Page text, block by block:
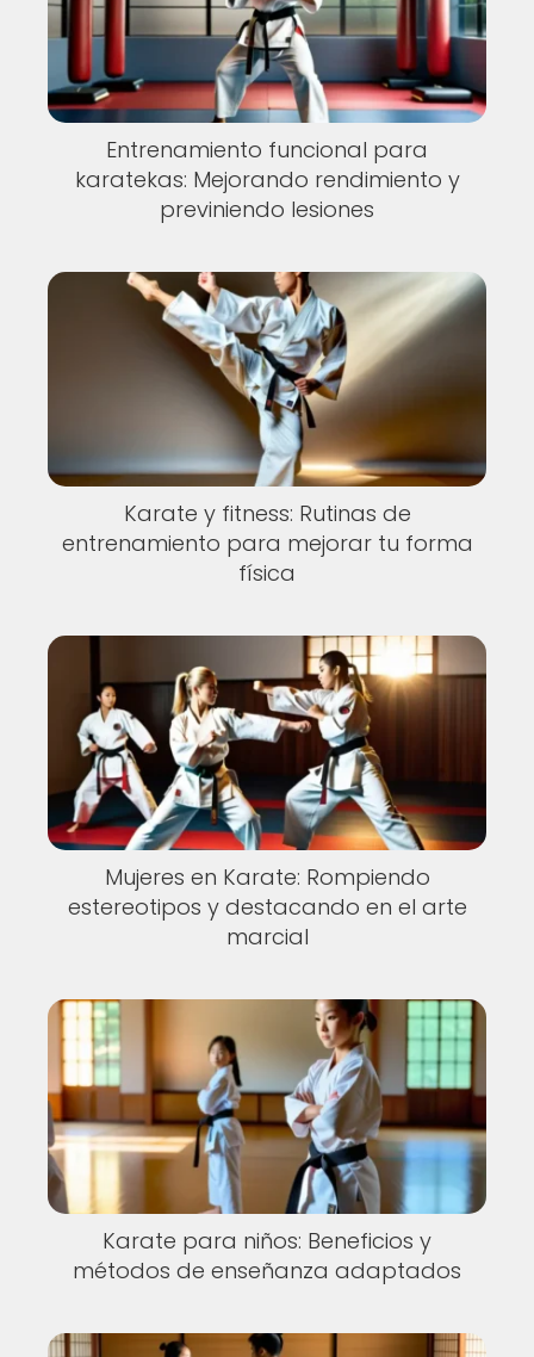
Entrenamiento funcional para
karatekas: Mejorando rendimiento y
previniendo lesiones
Karate y fitness: Rutinas de
entrenamiento para mejorar tu forma
física
Mujeres en Karate: Rompiendo
estereotipos y destacando en el arte
marcial
Karate para niños: Beneficios y
métodos de enseñanza adaptados